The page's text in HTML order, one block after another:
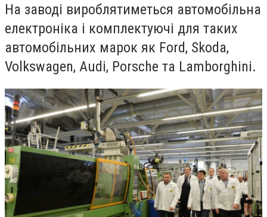
На заводі вироблятиметься автомобільна
електроніка і комплектуючі для таких
автомобільних марок як Ford, Skoda,
Volkswagen, Audi, Porsche та Lamborghinі.